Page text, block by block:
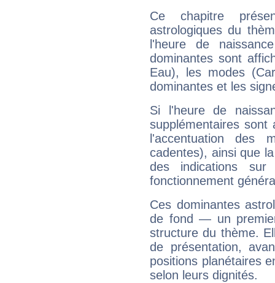
Ce chapitre
astrologiques du
l'heure de
dominantes sont
Eau), les modes
dominantes et les
Si l'heure de
supplémentaires sont
l'accentuation des
cadentes), ainsi que
des indications sur
fonctionnement
Ces dominantes
de fond — un
structure du thème.
de présentation,
positions planétaires
selon leurs dignités.